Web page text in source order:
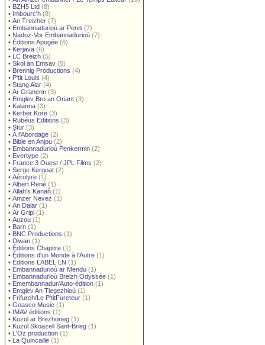
• BZH5 Ltd (8)
• Imbourc'h (8)
• An Treizher (7)
• Embannadurioù ar Peniti (7)
• Nadoz-Vor Embannadurioù (7)
• Éditions Apogée (6)
• Kerjava (6)
• LC Breizh (5)
• Skol an Emsav (5)
• Brennig Productions (4)
• P'tit Louis (4)
• Stang Alar (4)
• Ar Granenn (3)
• Emglev Bro an Oriant (3)
• Kalanna (3)
• Kerber Kore (3)
• Rubéüs Editions (3)
• Stur (3)
• À l'Abordage (2)
• Bible en Anjou (2)
• Embannadurioù Penkermin (2)
• Evertype (2)
• France 3 Ouest / JPL Films (2)
• Serge Kergoat (2)
• Aérolyre (1)
• Albert René (1)
• Allah's Kanañ (1)
• Amzer Nevez (1)
• An Dalar (1)
• Ar Gripi (1)
• Auzou (1)
• Barn (1)
• BNC Productions (1)
• Diwan (1)
• Éditions Chapitre (1)
• Éditions d'un Monde à l'Autre (1)
• Éditions LABEL LN (1)
• Embannadurioù ar Mendu (1)
• Embannadurioù Breizh Odyssée (1)
• Emembannadur/Auto-édition (1)
• Emglev An Tiegezhioù (1)
• Frifurch/Le P'titFureteur (1)
• Goasco Music (1)
• IMAV éditions (1)
• Kuzul ar Brezhoneg (1)
• Kuzul Skoazell Sant-Brieg (1)
• L'Oz production (1)
• La Quincaille (1)